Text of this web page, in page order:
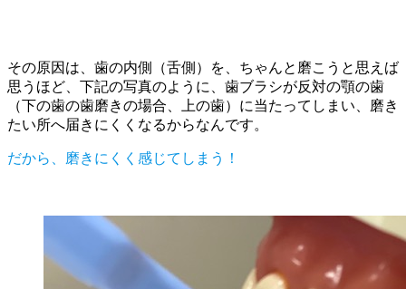
その原因は、歯の内側（舌側）を、ちゃんと磨こうと思えば
思うほど、下記の写真のように、歯ブラシが反対の顎の歯
（下の歯の歯磨きの場合、上の歯）に当たってしまい、磨き
たい所へ届きにくくなるからなんです。
だから、磨きにくく感じてしまう！